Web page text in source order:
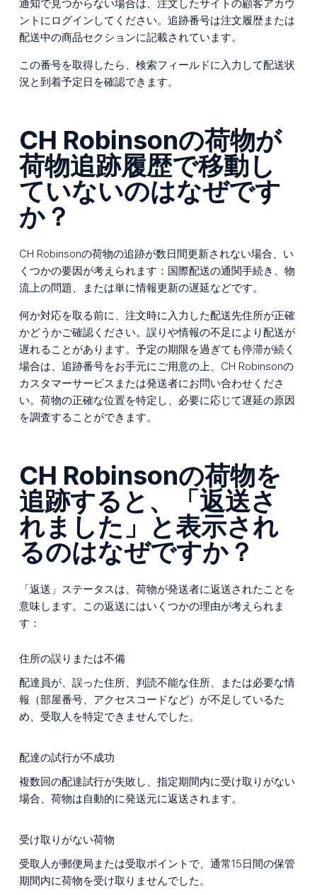
通知で見つからない場合は、注文したサイトの顧客アカウ
ントにログインしてください。追跡番号は注文履歴または
配送中の商品セクションに記載されています。
この番号を取得したら、検索フィールドに入力して配送状
況と到着予定日を確認できます。
CH Robinsonの荷物が
荷物追跡履歴で移動し
ていないのはなぜです
か？
CH Robinsonの荷物の追跡が数日間更新されない場合、い
くつかの要因が考えられます：国際配送の通関手続き、物
流上の問題、または単に情報更新の遅延などです。
何か対応を取る前に、注文時に入力した配送先住所が正確
かどうかご確認ください。誤りや情報の不足により配送が
遅れることがあります。予定の期限を過ぎても停滞が続く
場合は、追跡番号をお手元にご用意の上、CH Robinsonの
カスタマーサービスまたは発送者にお問い合わせくださ
い。荷物の正確な位置を特定し、必要に応じて遅延の原因
を調査することができます。
CH Robinsonの荷物を
追跡すると、「返送さ
れました」と表示され
るのはなぜですか？
「返送」ステータスは、荷物が発送者に返送されたことを
意味します。この返送にはいくつかの理由が考えられま
す：
住所の誤りまたは不備
配達員が、誤った住所、判読不能な住所、または必要な情
報（部屋番号、アクセスコードなど）が不足しているた
め、受取人を特定できませんでした。
配達の試行が不成功
複数回の配達試行が失敗し、指定期間内に受け取りがない
場合、荷物は自動的に発送元に返送されます。
受け取りがない荷物
受取人が郵便局または受取ポイントで、通常15日間の保管
期間内に荷物を受け取りませんでした。